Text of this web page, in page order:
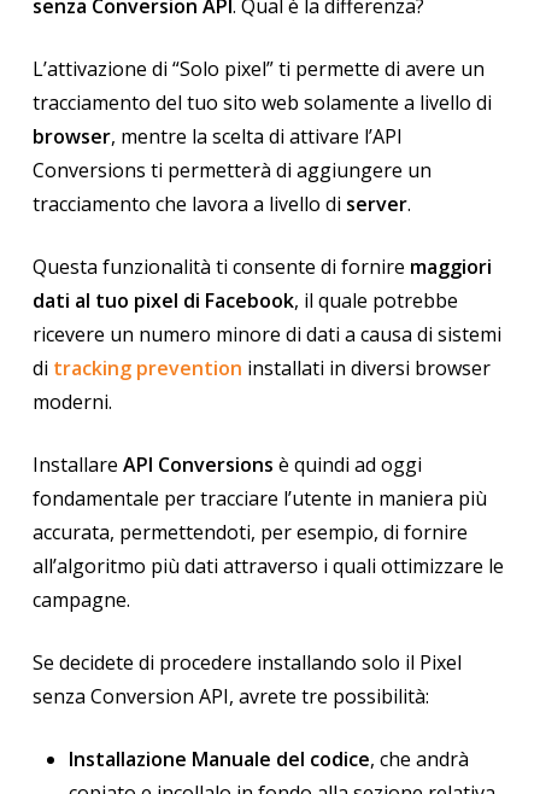
senza Conversion API. Qual è la differenza?
L’attivazione di “Solo pixel” ti permette di avere un
tracciamento del tuo sito web solamente a livello di
browser, mentre la scelta di attivare l’API
Conversions ti permetterà di aggiungere un
tracciamento che lavora a livello di server.
Questa funzionalità ti consente di fornire maggiori
dati al tuo pixel di Facebook, il quale potrebbe
ricevere un numero minore di dati a causa di sistemi
di tracking prevention installati in diversi browser
moderni.
Installare API Conversions è quindi ad oggi
fondamentale per tracciare l’utente in maniera più
accurata, permettendoti, per esempio, di fornire
all’algoritmo più dati attraverso i quali ottimizzare le
campagne.
Se decidete di procedere installando solo il Pixel
senza Conversion API, avrete tre possibilità:
Installazione Manuale del codice, che andrà